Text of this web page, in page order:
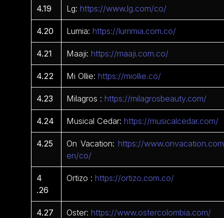
4.19 Lg:https://www.lg.com/co/
4.20 Lumia:https://lummia.com.co/
4.21 Maaji:https://maaji.com.co/
4.22 Mi Ollie:https://miollie.co/
4.23 Milagros :https://milagrosbeauty.com/
4.24 Musical Cedar:https://musicalcedar.com/
4.25 On Vacation:https://
en/co/
4
.26
Ortizo :https://ortizo.com.co/
4.27 Oster:https://www.ostercolombia.com/